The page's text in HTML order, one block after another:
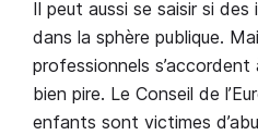
Il peut aussi se saisir si
dans la sphère publique.
professionnels
bien pire. Le Conseil de
enfants sont victimes